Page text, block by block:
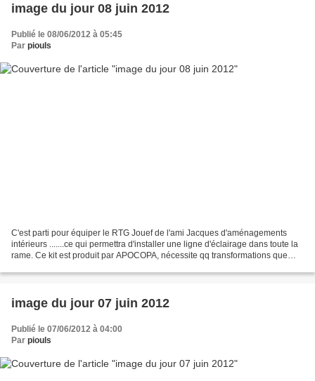
image du jour 08 juin 2012
Publié le 08/06/2012 à 05:45
Par piouls
C'est parti pour équiper le RTG Jouef de l'ami Jacques d'aménagements
intérieurs .......ce qui permettra d'installer une ligne d'éclairage dans toute la
rame. Ce kit est produit par APOCOPA, nécessite qq transformations que
image du jour 07 juin 2012
Publié le 07/06/2012 à 04:00
Par piouls